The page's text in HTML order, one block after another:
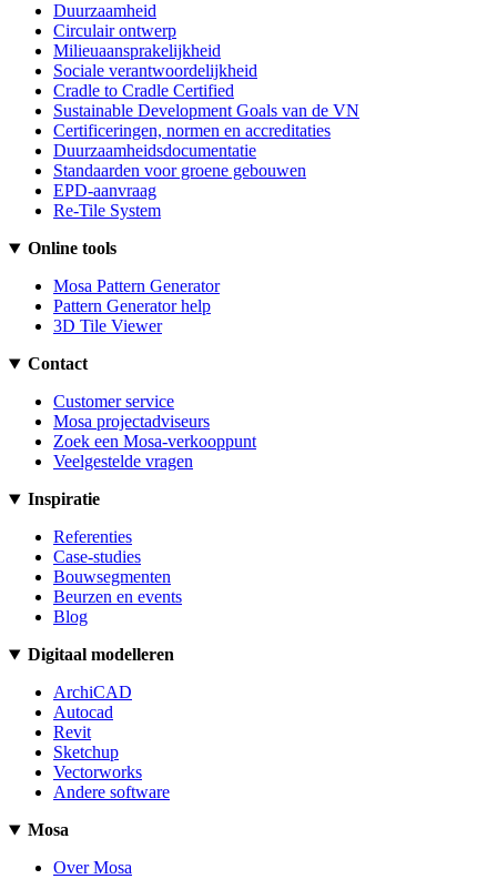
Duurzaamheid
Circulair ontwerp
Milieuaansprakelijkheid
Sociale verantwoordelijkheid
Cradle to Cradle Certified
Sustainable Development Goals van de VN
Certificeringen, normen en accreditaties
Duurzaamheidsdocumentatie
Standaarden voor groene gebouwen
EPD-aanvraag
Re-Tile System
Online tools
Mosa Pattern Generator
Pattern Generator help
3D Tile Viewer
Contact
Customer service
Mosa projectadviseurs
Zoek een Mosa-verkooppunt
Veelgestelde vragen
Inspiratie
Referenties
Case-studies
Bouwsegmenten
Beurzen en events
Blog
Digitaal modelleren
ArchiCAD
Autocad
Revit
Sketchup
Vectorworks
Andere software
Mosa
Over Mosa